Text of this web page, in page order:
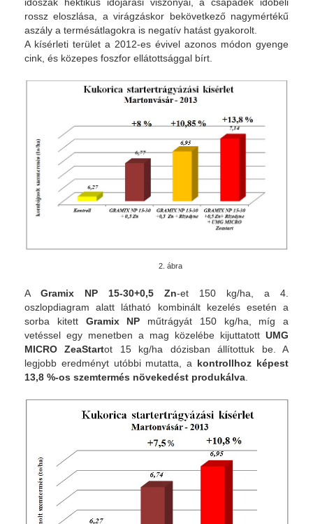
időszak hektikus időjárási viszonyai, a csapadék időbeli
rossz eloszlása, a virágzáskor bekövetkező nagymértékű
aszály a termésátlagokra is negatív hatást gyakorolt.
A kísérleti terület a 2012-es évivel azonos módon gyenge
cink, és közepes foszfor ellátottsággal bírt.
2. ábra
A Gramix NP 15-30+0,5 Zn-et 150 kg/ha, a 4.
oszlopdiagram alatt látható kombinált kezelés esetén a
sorba kitett Gramix NP műtrágyát 150 kg/ha, míg a
vetéssel egy menetben a mag közelébe kijuttatott UMG
MICRO ZeaStartot 15 kg/ha dózisban állítottuk be. A
legjobb eredményt utóbbi mutatta, a kontrollhoz képest
13,8 %-os szemtermés növekedést produkálva